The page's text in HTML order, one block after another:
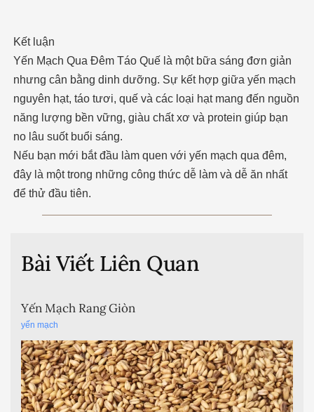
Kết luận
Yến Mạch Qua Đêm Táo Quế là một bữa sáng đơn giản
nhưng cân bằng dinh dưỡng. Sự kết hợp giữa yến mạch
nguyên hạt, táo tươi, quế và các loại hạt mang đến nguồn
năng lượng bền vững, giàu chất xơ và protein giúp bạn
no lâu suốt buổi sáng.
Nếu bạn mới bắt đầu làm quen với yến mạch qua đêm,
đây là một trong những công thức dễ làm và dễ ăn nhất
để thử đầu tiên.
Bài Viết Liên Quan
Yến Mạch Rang Giòn
yến mạch